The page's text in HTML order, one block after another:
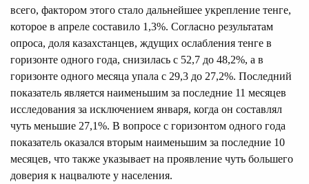
всего, фактором этого стало дальнейшее укрепление тенге,
которое в апреле составило 1,3%. Согласно результатам
опроса, доля казахстанцев, ждущих ослабления тенге в
горизонте одного года, снизилась с 52,7 до 48,2%, а в
горизонте одного месяца упала с 29,3 до 27,2%. Последний
показатель является наименьшим за последние 11 месяцев
исследования за исключением января, когда он составлял
чуть меньшие 27,1%. В вопросе с горизонтом одного года
показатель оказался вторым наименьшим за последние 10
месяцев, что также указывает на проявление чуть большего
доверия к нацвалюте у населения.